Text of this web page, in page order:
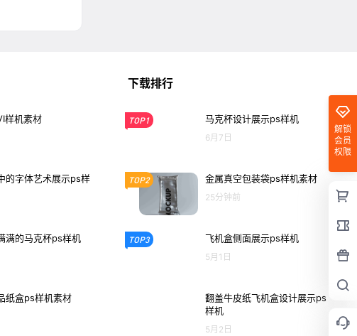
解锁
会员
权限
样机素材
的字体艺术展示ps样
满的马克杯ps样机
纸盒ps样机素材
下载排行
TOP1 马克杯设计展示ps样机
6月7日
TOP2 金属真空包装袋ps样机素材
25分钟前
TOP3 飞机盒侧面展示ps样机
5月1日
翻盖牛皮纸飞机盒设计展示ps
样机
5月2日